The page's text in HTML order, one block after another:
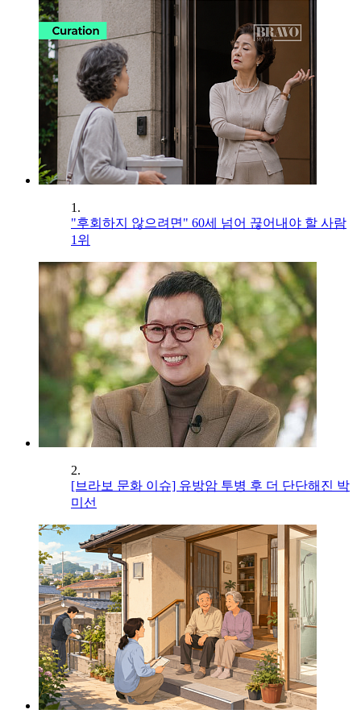
1.
"후회하지 않으려면" 60세 넘어 끊어내야 할 사람
1위
2.
[브라보 문화 이슈] 유방암 투병 후 더 단단해진 박
미선